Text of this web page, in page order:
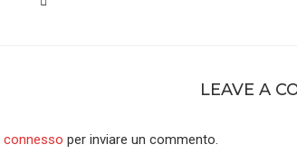
LEAVE A
connesso per inviare un commento.